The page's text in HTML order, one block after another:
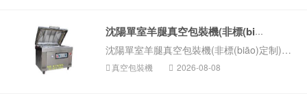
沈陽單室羊腿真空包裝機(非標(biāo)定制)D...
沈陽單室羊腿真空包裝機(非標(biāo)定制)DZ-900
真空包裝機 2026-08-08